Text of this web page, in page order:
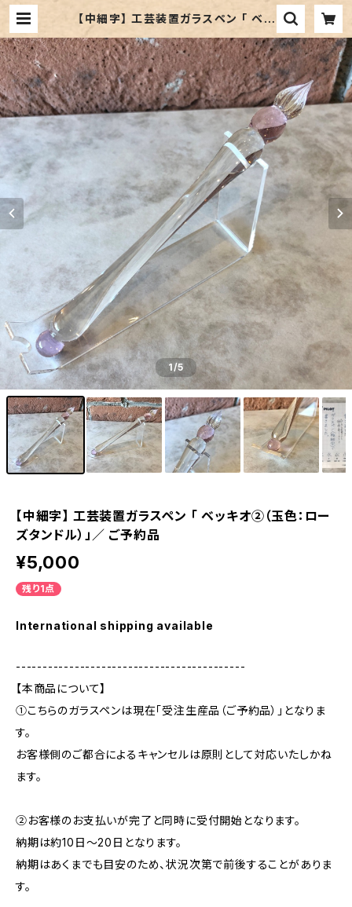
【中細字】 工芸装置ガラスペン 「 ベッ
キオ②（玉色：ローズタンドル）」／ ご
予約品 | ペンネジューク
1/5
【中細字】 工芸装置ガラスペン 「 ベッキオ②（玉色：ロー
ズタンドル）」／ ご予約品
¥5,000
残り1点
International shipping available
-------------------------------------------
【本商品について】
①こちらのガラスペンは現在「受注生産品（ご予約品）」となりま
す。
お客様側のご都合によるキャンセルは原則として対応いたしかね
ます。
②お客様のお支払いが完了と同時に受付開始となります。
納期は約10日〜20日となります。
納期はあくまでも目安のため、状況次第で前後することがありま
す。